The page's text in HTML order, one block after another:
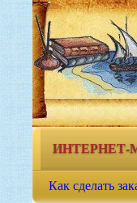
Книжная
магазин
ИНТЕРНЕТ-
Как сделать